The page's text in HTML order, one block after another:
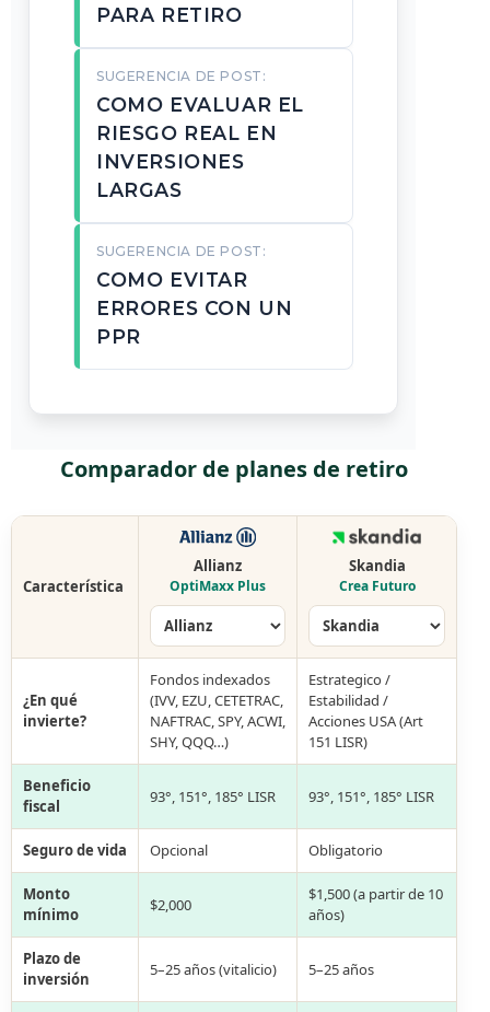
PARA RETIRO
SUGERENCIA DE POST:
COMO EVALUAR EL
RIESGO REAL EN
INVERSIONES
LARGAS
SUGERENCIA DE POST:
COMO EVITAR
ERRORES CON UN
PPR
Comparador de planes de retiro
Característica
Allianz
OptiMaxx Plus
Skandia
Crea Futuro
¿En qué
invierte?
Fondos indexados
(IVV, EZU, CETETRAC,
NAFTRAC, SPY, ACWI,
SHY, QQQ…)
Estrategico /
Estabilidad /
Acciones USA (Art
151 LISR)
Beneficio
fiscal
93°, 151°, 185° LISR 93°, 151°, 185° LISR
Seguro de vida Opcional Obligatorio
Monto
mínimo
$2,000
$1,500 (a partir de 10
años)
Plazo de
inversión
5–25 años (vitalicio) 5–25 años